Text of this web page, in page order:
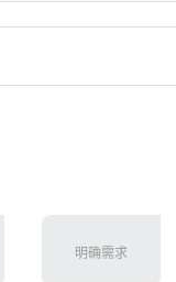
明确需求